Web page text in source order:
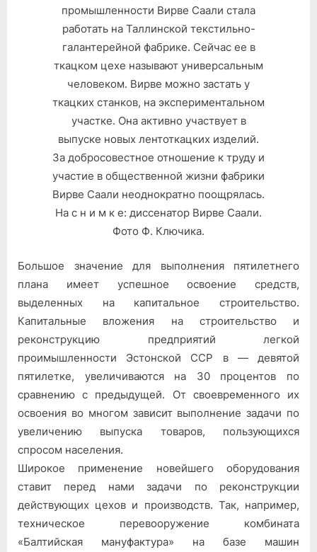
промышленности Вирве Саали стала
работать на Таллинской текстильно-
галантерейной фабрике. Сейчас ее в
ткацком цехе называют универсальным
человеком. Вирве можно застать у
ткацких станков, на экспериментальном
участке. Она активно участвует в
выпуске новых лентоткацких изделий.
За добросовестное отношение к труду и
участие в общественной жизни фабрики
Вирве Саали неоднократно поощрялась.
На с н и м к е: диссенатор Вирве Саали.
Фото Ф. Ключика.
Большое значение для выполнения пятилетнего
плана имеет успешное освоение средств,
выделенных на капитальное строительство.
Капитальные вложения на строительство и
реконструкцию предприятий легкой
проимышленности Эстонской ССР в — девятой
пятилетке, увеличиваются на 30 процентов по
сравнению с предыдущей. От своевременного их
освоения во многом зависит выполнение задачи по
увеличению выпуска товаров, пользующихся
спросом населения.
Широкое применение новейшего оборудования
ставит перед нами задачи по реконструкции
действующих цехов и производств. Так, например,
техническое перевооружение комбината
«Балтийская мануфактура» на базе машин